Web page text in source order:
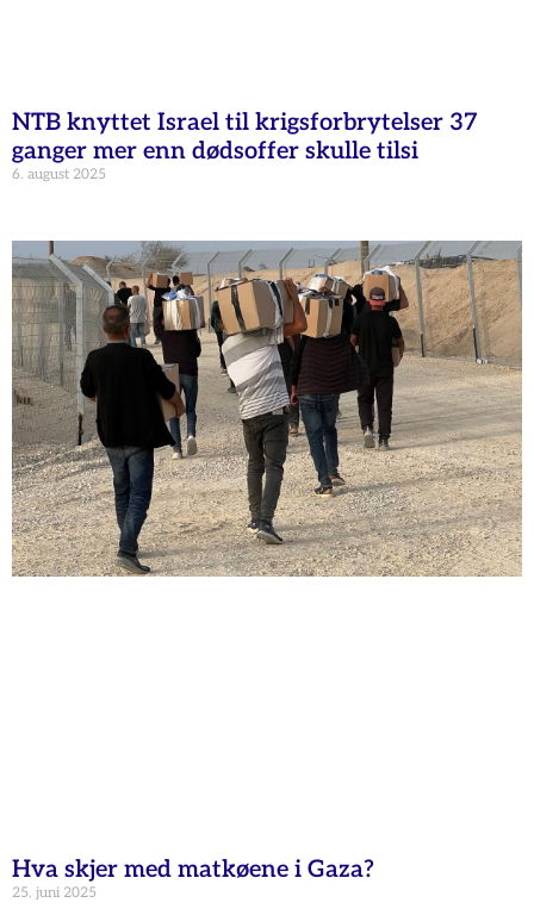
NTB knyttet Israel til krigsforbrytelser 37
ganger mer enn dødsoffer skulle tilsi
6. august 2025
Hva skjer med matkøene i Gaza?
25. juni 2025